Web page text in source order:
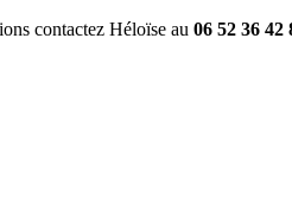
contactez Héloïse au 06 52 36 42